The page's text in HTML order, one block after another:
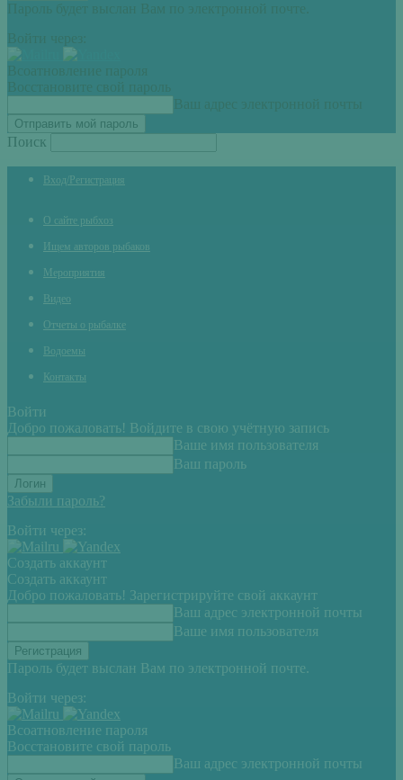
Пароль будет выслан Вам по электронной почте.
Войти через:
Всоатновление пароля
Восстановите свой пароль
Ваш адрес электронной почты
Поиск
Вход/Регистрация
О сайте рыбхоз
Ищем авторов рыбаков
Мероприятия
Видео
Отчеты о рыбалке
Водоемы
Контакты
Войти
Добро пожаловать! Войдите в свою учётную запись
Ваше имя пользователя
Ваш пароль
Забыли пароль?
Войти через:
Создать аккаунт
Создать аккаунт
Добро пожаловать! Зарегистрируйте свой аккаунт
Ваш адрес электронной почты
Ваше имя пользователя
Пароль будет выслан Вам по электронной почте.
Войти через:
Всоатновление пароля
Восстановите свой пароль
Ваш адрес электронной почты